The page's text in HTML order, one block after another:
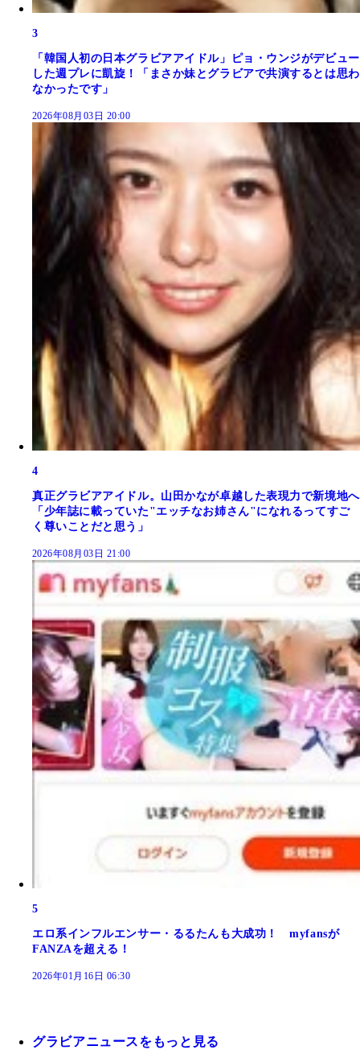
3
「韓国人初の日本グラビアアイドル」ピョ・ウンジがデビュー
した週プレに凱旋！「まさか妹とグラビアで共演するとは思わ
なかったです」
2026年08月03日 20:00
4
真正グラビアアイドル。山田かなが卓越した表現力で新境地へ
「少年誌に載っていた"エッチなお姉さん"になれるってすご
く尊いことだと思う」
2026年08月03日 21:00
5
エロ系インフルエンサー・るるたんも大成功！ myfansが
FANZAを超える！
2026年01月16日 06:30
グラビアニュースをもっと見る